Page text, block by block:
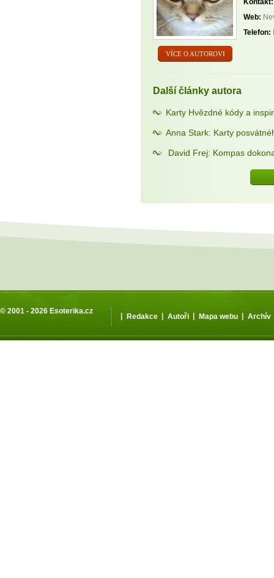
VÍCE O AUTOROVI
Web:
Telefon:
Další články autora
Karty Hvězdné kódy a
Anna Stark: Karty
David Frej: Kompas
© 2001 - 2026 Esoterika.cz
| Redakce | Autoři | Mapa webu | Archív